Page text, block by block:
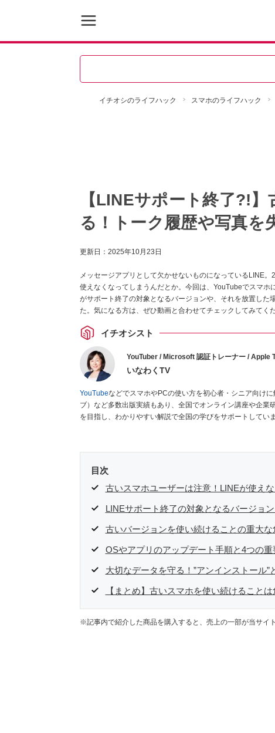
イチオシのライフハック スマホのライフハック
【LINEサポート終了?!
る！トーク履歴や写真を
更新日： 2025年10月23日
メッセージアプリとして欠かせないものになっているLINE
使えなくなってしまうんだとか。今回は、YouTubeでスマ
がサポート終了の対象となるバージョンや、それを放置した
た。気になる方は、ぜひ動画と合わせてチェックしてみてくだ
イチオシスト
YouTuber / Microsoft 認証トレーナー / Apple
いなわくTV
YouTubeなどでスマホやPCの使い方を初心者・シニア向け
ブ）など多数出版実績もあり、全国でオンライン講座や企
を目指し、わかりやすい解説で全国の学びをサポートしていま
目次
古いスマホユーザーは注意！LINEが使え
LINEサポート終了の対象となるバージョ
古いバージョンを使い続けることの重大な
OSやアプリのアップデート手順と4つの重
大切なデータを守る！”アンインストール”
【まとめ】古いスマホを使い続けること
※記事内で紹介した商品を購入すると、売上の一部が当サイ